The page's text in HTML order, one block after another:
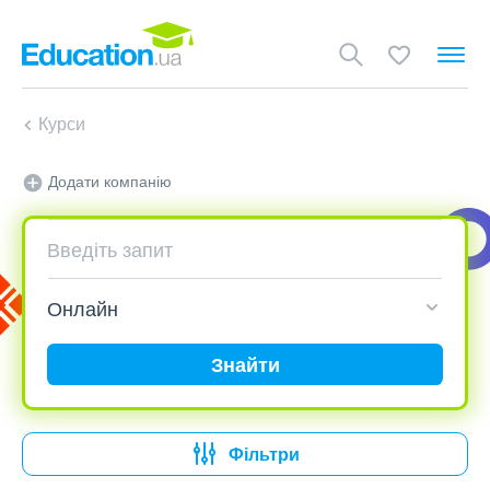
Курси
Додати компанію
Знайти
Фільтри